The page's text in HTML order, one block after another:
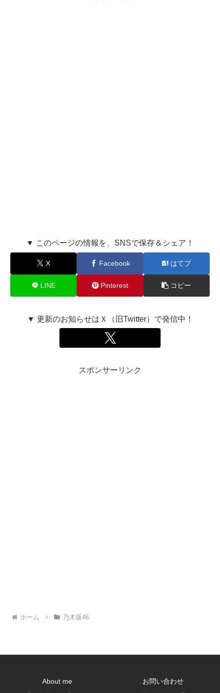
▼ このページの情報を、SNSで保存＆シェア！
X Facebook はてブ
LINE Pinterest コピー
▼ 更新のお知らせはＸ（旧Twitter）で発信中！
スポンサーリンク
ホーム 乃木坂46
About me
お問い合わせ